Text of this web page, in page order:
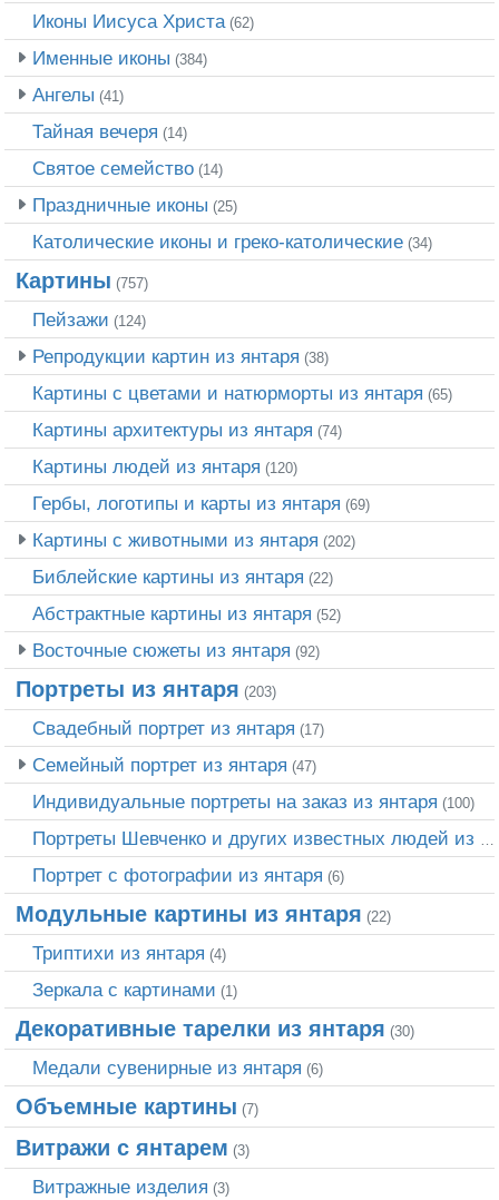
Иконы Иисуса Христа(62)
Именные иконы (384)
Ангелы (41)
Тайная вечеря (14)
Святое семейство (14)
Праздничные иконы (25)
Католические иконы и греко-католические (34)
Картины (757)
Пейзажи (124)
Репродукции картин из янтаря (38)
Картины с цветами и натюрморты из янтаря (65)
Картины архитектуры из янтаря (74)
Картины людей из янтаря (120)
Гербы, логотипы и карты из янтаря (69)
Картины с животными из янтаря (202)
Библейские картины из янтаря (22)
Абстрактные картины из янтаря (52)
Восточные сюжеты из янтаря (92)
Портреты из янтаря (203)
Свадебный портрет из янтаря (17)
Семейный портрет из янтаря (47)
Индивидуальные портреты на заказ из янтаря (100)
Портреты Шевченко и других известных людей из янтаря
Портрет c фотографии из янтаря (6)
Модульные картины из янтаря (22)
Триптихи из янтаря (4)
Зеркала с картинами (1)
Декоративные тарелки из янтаря (30)
Медали сувенирные из янтаря (6)
Объемные картины (7)
Витражи с янтарем (3)
Витражные изделия (3)